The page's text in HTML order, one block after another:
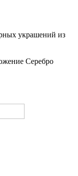
украшений из
Серебро